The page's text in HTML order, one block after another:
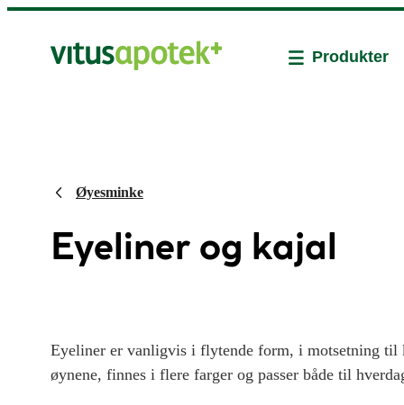
Produkter
Øyesminke
Eyeliner og kajal
Eyeliner er vanligvis i flytende form, i motsetning
øynene, finnes i flere farger og passer både til